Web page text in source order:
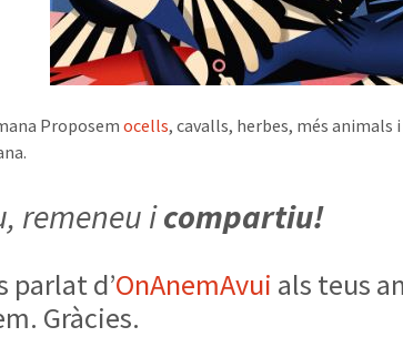
Proposemocells, cavalls, herbes, més
remeneu icompartiu!
parlat d’OnAnemAvui als teus
Gràcies.